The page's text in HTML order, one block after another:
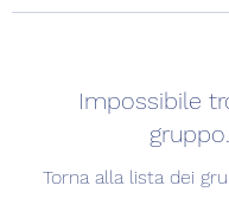
Impossibile
gruppo.
Torna alla lista dei